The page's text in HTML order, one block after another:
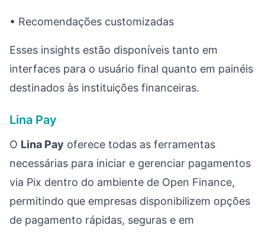
• Recomendações customizadas
Esses insights estão disponíveis tanto em
interfaces para o usuário final quanto em painéis
destinados às instituições financeiras.
Lina Pay
O Lina Pay oferece todas as ferramentas
necessárias para iniciar e gerenciar pagamentos
via Pix dentro do ambiente de Open Finance,
permitindo que empresas disponibilizem opções
de pagamento rápidas, seguras e em